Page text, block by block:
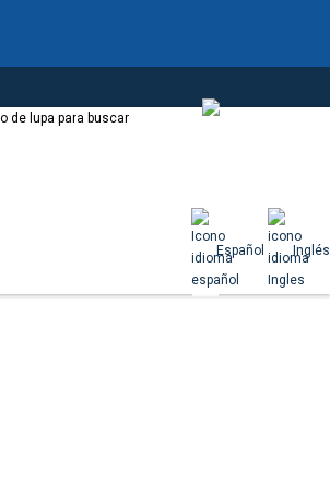
Español Inglés